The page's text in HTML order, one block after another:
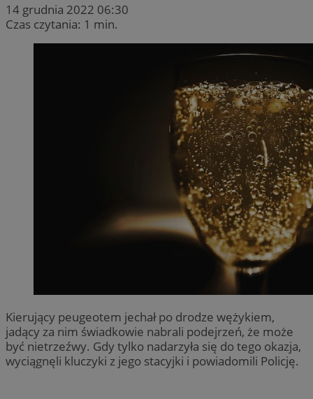
14 grudnia 2022 06:30
Czas czytania: 1 min.
Kierujący peugeotem jechał po drodze wężykiem,
jadący za nim świadkowie nabrali podejrzeń, że może
być nietrzeźwy. Gdy tylko nadarzyła się do tego okazja,
wyciągnęli kluczyki z jego stacyjki i powiadomili Policję.